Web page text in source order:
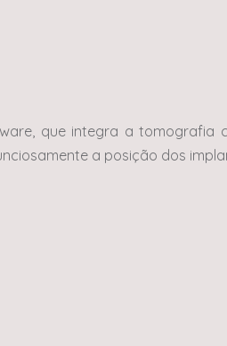
que integra a tomografia
a posição dos